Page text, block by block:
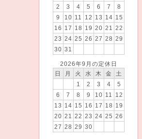
2
3 4 5 6 7
8
9
10 11 12 13 14 15
16
17 18 19 20 21
22
23 24 25 26 27 28 29
30 31
2026年9月の定休日
日
月 火 水 木 金
土
1
2 3 4
5
6
7 8 9 10 11
12
13
14 15 16 17 18
19
20 21 22 23 24 25 26
27 28 29 30